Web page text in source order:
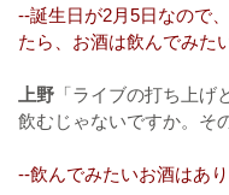
--誕生日が2月5日なので
たら、お酒は飲んでみた
上野 「ライブの打ち上
飲むじゃないですか。そ
--飲んでみたいお酒はあ